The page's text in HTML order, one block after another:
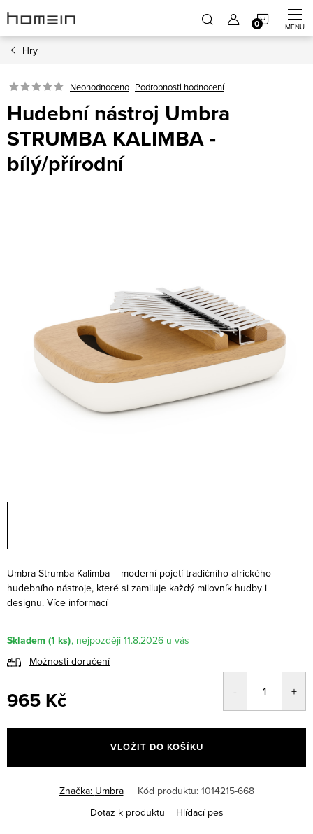
na
obsah
Hry
Neohodnoceno Podrobnosti hodnocení
Hudební nástroj Umbra
STRUMBA KALIMBA -
bílý/přírodní
Umbra Strumba Kalimba – moderní pojetí tradičního afrického
hudebního nástroje, které si zamiluje každý milovník hudby i
designu. Více informací
Skladem (1 ks)
11.8.2026
Možnosti doručení
965 Kč
cena:
VLOŽIT DO KOŠÍKU
Značka: Umbra Kód produktu: 1014215-668
Dotaz k produktu
Hlídací pes